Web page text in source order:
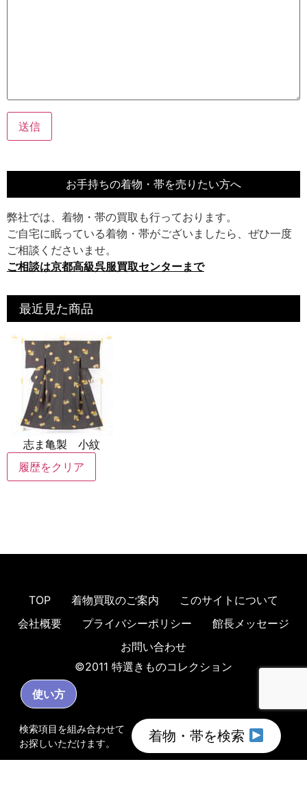
お手持ちの着物・帯を売りたい方へ
弊社では、着物・帯の買取も行っております。
ご自宅に眠っている着物・帯がございましたら、ぜひ一度
ご相談くださいませ。
ご相談は京都高級呉服買取センターまで
最近見た商品
志ま亀製 小紋
履歴をクリア
TOP 着物買取のご案内
このサイトについて
会社概要
プライバシーポリシー
館長メッセージ
お問い合わせ
©2011 特選きものコレクション
検索項目を組み合わせて
お探しいただけます。
着物・帯を検索
使い方